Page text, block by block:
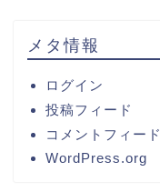
メタ情報
ログイン
投稿フィード
コメントフィード
WordPress.org